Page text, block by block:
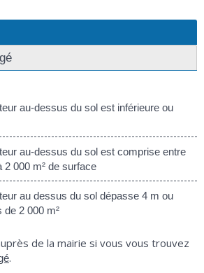
au-dessus du sol est inférieure ou
au-dessus du sol est comprise entre
2 000 m² de surface
au dessus du sol dépasse 4 m ou
de 2 000 m²
de la mairie si vous vous trouvez
.